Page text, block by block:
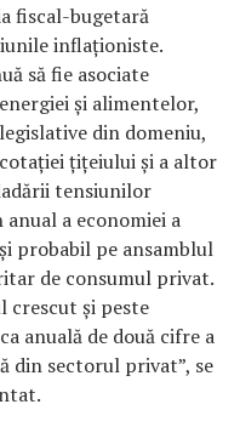
fiscal-bugetară
inflaţioniste.
să fie asociate
şi alimentelor,
din domeniu,
ţiţeiului şi a altor
tensiunilor
a economiei a
probabil pe ansamblul
de consumul privat.
crescut şi peste
anuală de două cifre a
din sectorul privat”, se